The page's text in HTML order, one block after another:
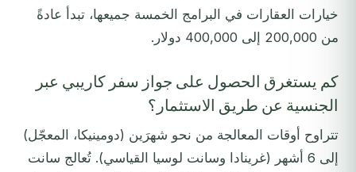
خيارات العقارات في البرامج الخمسة جميعها، تبدأ عادةً
من 200,000 إلى 400,000 دولار.
كم يستغرق الحصول على جواز سفر كاريبي عبر
الجنسية عن طريق الاستثمار؟
تتراوح أوقات المعالجة من نحو شهرَين (دومينيكا، المعجّل)
إلى 6 أشهر (غرينادا وسانت لوسيا القياسي). تُعالج سانت